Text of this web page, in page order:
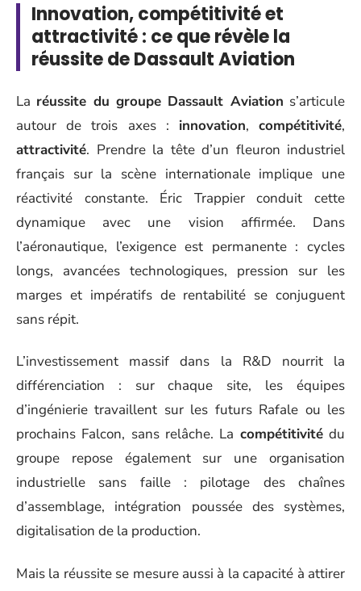
Innovation, compétitivité et
attractivité : ce que révèle la
réussite de Dassault Aviation
Laréussite du groupe Dassault Aviation
attractivité. Prendre la tête d’un fleuron industriel
français sur la scène internationale implique une
réactivité constante. Éric Trappier conduit cette
dynamique avec une vision affirmée. Dans
l’aéronautique, l’exigence est permanente : cycles
longs, avancées technologiques, pression sur les
marges et impératifs de rentabilité se conjuguent
sans répit.
L’investissement massif dans la R&D nourrit la